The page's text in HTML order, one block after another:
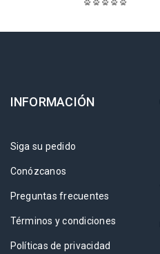
INFORMACIÓN
Siga su pedido
Conózcanos
Preguntas frecuentes
Términos y condiciones
Políticas de privacidad